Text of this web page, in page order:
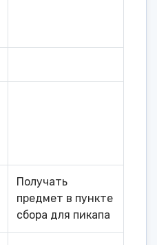
Получать
предмет в пункте
сбора для пикапа